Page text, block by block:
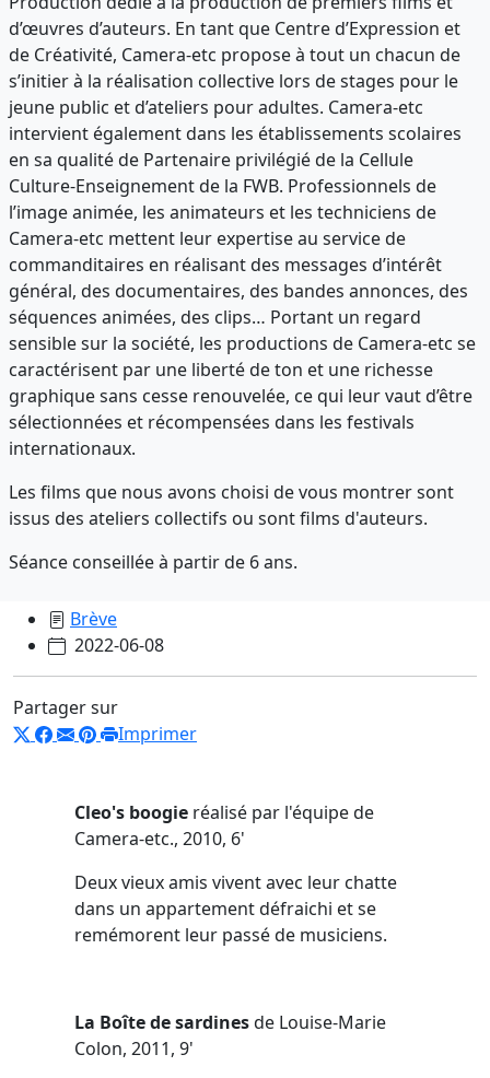
d’œuvres d’auteurs. En tant que Centre d’Expression et
de Créativité, Camera-etc propose à tout un chacun de
s’initier à la réalisation collective lors de stages pour le
jeune public et d’ateliers pour adultes. Camera-etc
intervient également dans les établissements scolaires
en sa qualité de Partenaire privilégié de la Cellule
Culture-Enseignement de la FWB. Professionnels de
l’image animée, les animateurs et les techniciens de
Camera-etc mettent leur expertise au service de
commanditaires en réalisant des messages d’intérêt
général, des documentaires, des bandes annonces, des
séquences animées, des clips… Portant un regard
sensible sur la société, les productions de Camera-etc se
caractérisent par une liberté de ton et une richesse
graphique sans cesse renouvelée, ce qui leur vaut d’être
sélectionnées et récompensées dans les festivals
internationaux.
Les films que nous avons choisi de vous montrer sont
issus des ateliers collectifs ou sont films d'auteurs.
Séance conseillée à partir de 6 ans.
Brève
2022-06-08
Partager sur
Imprimer
Cleo's boogie réalisé par l'équipe de
Camera-etc., 2010, 6'
Deux vieux amis vivent avec leur chatte
dans un appartement défraichi et se
remémorent leur passé de musiciens.
La Boîte de sardinesde Louise-Marie
Colon, 2011, 9'